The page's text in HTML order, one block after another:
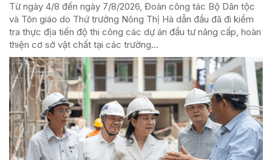
Từ ngày 4/8 đến ngày 7/8/2026, Đoàn công tác Bộ Dân tộc
và Tôn giáo do Thứ trưởng Nông Thị Hà dẫn đầu đã đi kiểm
tra thực địa tiến độ thi công các dự án đầu tư nâng cấp, hoàn
thiện cơ sở vật chất tại các trường...